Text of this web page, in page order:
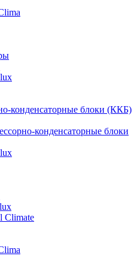
конденсаторные блоки (ККБ)
конденсаторные блоки
Climate